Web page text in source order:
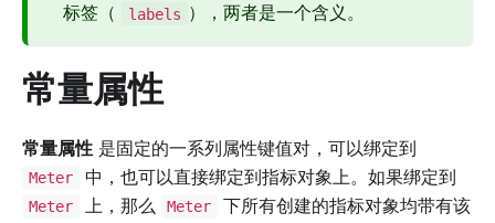
标签（
labels ），两者是一个含义。
常量属性
常量属性 是固定的一系列属性键值对，可以绑定到
Meter 中，也可以直接绑定到指标对象上。如果绑定到
Meter 上，那么 Meter
下所有创建的指标对象均带有该